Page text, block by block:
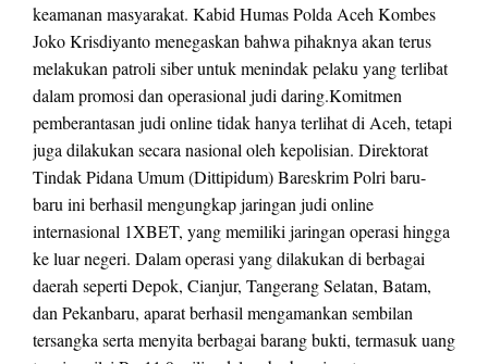
keamanan masyarakat. Kabid Humas Polda Aceh Kombes
Joko Krisdiyanto menegaskan bahwa pihaknya akan terus
melakukan patroli siber untuk menindak pelaku yang terlibat
dalam promosi dan operasional judi daring.Komitmen
pemberantasan judi online tidak hanya terlihat di Aceh, tetapi
juga dilakukan secara nasional oleh kepolisian. Direktorat
Tindak Pidana Umum (Dittipidum) Bareskrim Polri baru-
baru ini berhasil mengungkap jaringan judi online
internasional 1XBET, yang memiliki jaringan operasi hingga
ke luar negeri. Dalam operasi yang dilakukan di berbagai
daerah seperti Depok, Cianjur, Tangerang Selatan, Batam,
dan Pekanbaru, aparat berhasil mengamankan sembilan
tersangka serta menyita berbagai barang bukti, termasuk uang